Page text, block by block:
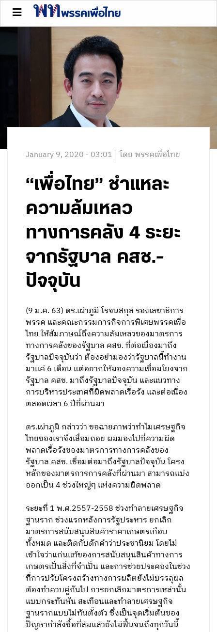
January 9, 2020 - 03:01 โดย พรรคเพื่อไทย
“เพื่อไทย” ชำแหละ
ความล้มเหลว
ทางการคลัง 4 ระยะ
จากรัฐบาล คสช.-
ปัจจุบัน
(9 ม.ค. 63) ดร.เผ่าภูมิ โรจนสกุล รองเลขาธิการ
พรรค และคณะกรรมการกิจการพิเศษพรรคเพื่อ
ไทย ให้สัมภาษณ์ถึงความล้มเหลวของมาตรการ
ทางการคลังของรัฐบาล คสช. ที่ต่อเนื่องมาถึง
รัฐบาลปัจจุบันว่า ต้องอย่ามองว่ารัฐบาลนี้ทำงาน
มาแค่ 6 เดือน แต่อยากให้มองความเชื่อมโยงจาก
รัฐบาล คสช. มาถึงรัฐบาลปัจจุบัน และแนวทาง
การบริหารประเทศที่ผิดพลาดเรื้อรัง และต่อเนื่อง
ตลอดเวลา 6 ปีที่ผ่านมา
ดร.เผ่าภูมิ กล่าวว่า ขอฉายภาพว่าทำไมเศรษฐกิจ
ไทยของเราจึงเสื่อมถอย ผมมองไปที่ความผิด
พลาดเรื้อรังของมาตรการทางการคลังของ
รัฐบาล คสช. เชื่อมต่อมาถึงรัฐบาลปัจจุบัน โครง
หลักของมาตรการการคลังที่ผ่านมา สามารถแบ่ง
ออกเป็น 4 ช่วงใหญ่ๆ แห่งความผิดพลาด
ระยะที่ 1 พ.ศ.2557-2558 ช่วงทำลายเศรษฐกิจ
ฐานราก ช่วงแรกหลังการรัฐประหาร ยกเลิก
มาตรการสนับสนุนสินค้าราคาเกษตรเกือบ
ทั้งหมด และติดกับดักคำว่าประชานิยม โดยไม่
เข้าใจว่าแก่นแท้ของการสนับสนุนสินค้าทางการ
เกษตรเป็นสิ่งที่จำเป็น และการช่วยประคองในช่วง
ที่การปรับโครงสร้างทางการผลิตยังไม่บรรลุผล
ต้องทำควบคู่กันไป การยกเลิกมาตรการเหล่านั้น
แบบกระทันหัน สะเทือนและทำลายเศรษฐกิจ
ฐานรากแบบไม่ทันตั้งตัว ซึ่งเป็นจุดเริ่มต้นของ
ปัญหากำลังซื้อที่ล้มแล้วยังไม่ฟื้นจนถึงทุกวันนี้